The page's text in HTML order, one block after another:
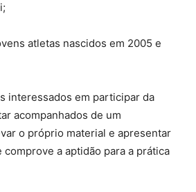
atletas nascidos em 2005 e
interessados em participar da
acompanhados de um
o próprio material e apresentar
a aptidão para a prática